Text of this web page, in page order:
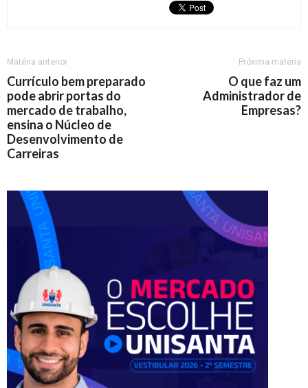
Matéria anterior
Currículo bem preparado
pode abrir portas do
mercado de trabalho,
ensina o Núcleo de
Desenvolvimento de
Carreiras
Próxima matéria
O que faz um
Administrador de
Empresas?